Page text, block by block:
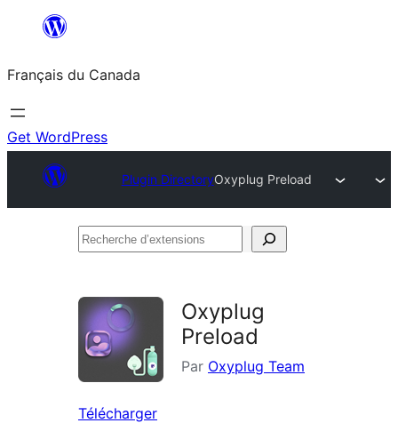
contenu
Français du Canada
Get WordPress
Plugin DirectoryOxyplug Preload
Recherche
Oxyplug
Preload
Par Oxyplug Team
Télécharger